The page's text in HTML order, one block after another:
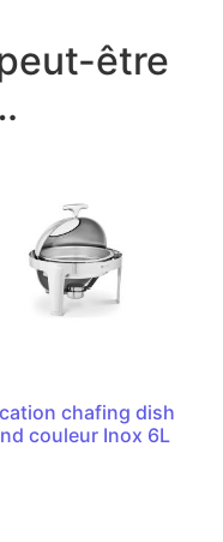
être
chafing dish
couleur Inox 6L